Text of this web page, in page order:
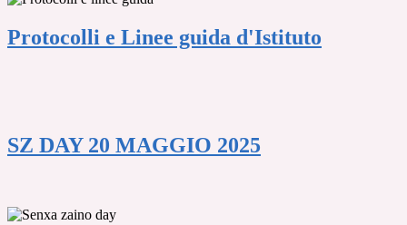
Protocolli e Linee guida d'Istituto
SZ DAY 20 MAGGIO 2025